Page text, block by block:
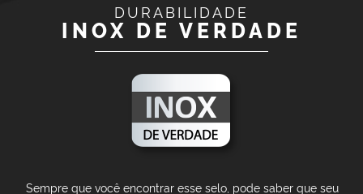
DURABILIDADE
INOX DE VERDADE
Sempre que você encontrar esse selo, pode saber que seu